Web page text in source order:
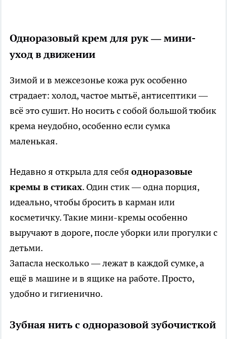
Одноразовый крем для рук — мини-
уход в движении
Зимой и в межсезонье кожа рук особенно
страдает: холод, частое мытьё, антисептики —
всё это сушит. Но носить с собой большой тюбик
крема неудобно, особенно если сумка
маленькая.
Недавно я открыла для себя одноразовые
кремы в стиках. Один стик — одна порция,
идеально, чтобы бросить в карман или
косметичку. Такие мини-кремы особенно
выручают в дороге, после уборки или прогулки с
детьми.
Запасла несколько — лежат в каждой сумке, а
ещё в машине и в ящике на работе. Просто,
удобно и гигиенично.
Зубная нить с одноразовой зубочисткой